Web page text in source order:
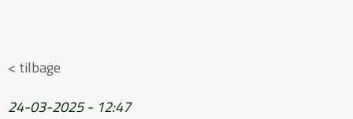
< tilbage
24-03-2025 - 12:47